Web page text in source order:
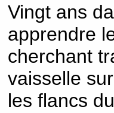
Vingt ans
apprendre
cherchant
vaisselle
les flancs